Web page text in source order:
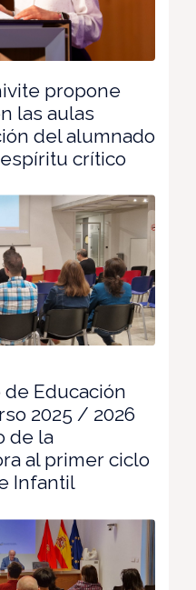
propone
las aulas
del alumnado
crítico
Educación
2025 / 2026
de la
al primer ciclo
Infantil